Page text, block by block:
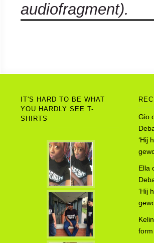
audiofragment).
IT'S HARD TO BE WHAT
YOU HARDLY SEE T-
SHIRTS
Gio
‘Hij
Ella
‘Hij
Kelin